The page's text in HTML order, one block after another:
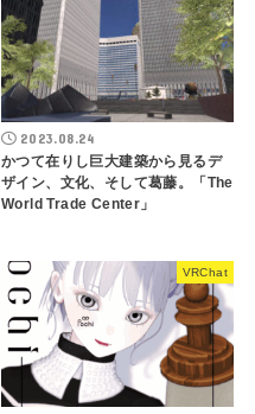
2023.08.24
かつて在りし巨大建築から見るデ
ザイン、文化、そして葛藤。「The
World Trade Center」
VRChat